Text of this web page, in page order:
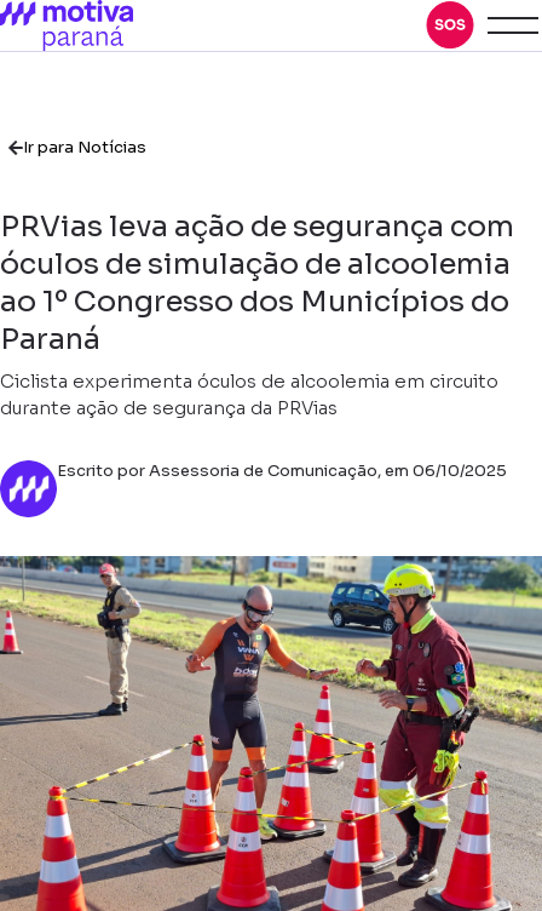
Ir para Notícias
PRVias leva ação de segurança com
óculos de simulação de alcoolemia
ao 1º Congresso dos Municípios do
Paraná
Ciclista experimenta óculos de alcoolemia em circuito
durante ação de segurança da PRVias
Escrito por Assessoria de Comunicação, em 06/10/2025